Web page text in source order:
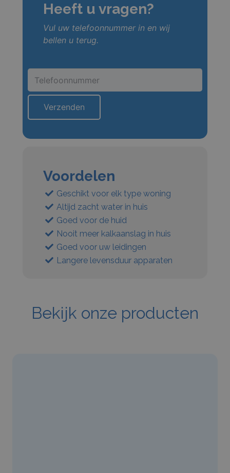
Heeft u vragen?
Vul uw telefoonnummer in en wij
bellen u terug.
Voordelen
Geschikt voor elk type woning
Altijd zacht water in huis
Goed voor de huid
Nooit meer kalkaanslag in huis
Goed voor uw leidingen
Langere levensduur apparaten
Bekijk onze producten